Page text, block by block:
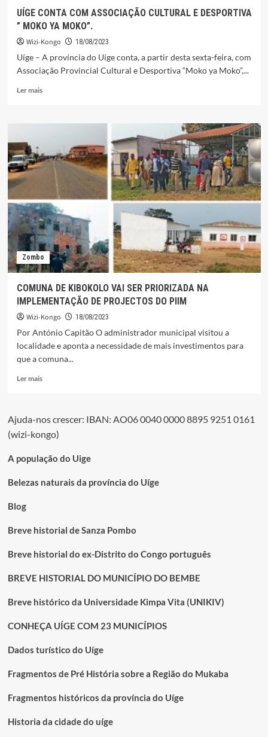
UÍGE CONTA COM ASSOCIAÇÃO CULTURAL E DESPORTIVA
” MOKO YA MOKO”.
Wizi-Kongo 18/08/2023
Uíge – A província do Uíge conta, a partir desta sexta-feira, com
Associação Provincial Cultural e Desportiva “Moko ya Moko”,...
Ler maisLeia
UÍGE
ASSOCIAÇÃO
CULTURAL
”
MOKO
YA
MOKO”.
Zombo
COMUNA DE KIBOKOLO VAI SER PRIORIZADA NA
IMPLEMENTAÇÃO DE PROJECTOS DO PIIM
Wizi-Kongo 18/08/2023
Por António Capitão O administrador municipal visitou a
localidade e aponta a necessidade de mais investimentos para
que a comuna...
Ler maisLeia
DE
KIBOKOLO
SER
NA
IMPLEMENTAÇÃO
PIIM
Ajuda-nos crescer: IBAN: AO06 0040 0000 8895 9251 0161
(wizi-kongo)
A população do Uige
Belezas naturais da província do Uíge
Blog
Breve historial de Sanza Pombo
Breve historial do ex-Distrito do Congo português
BREVE HISTORIAL DO MUNICÍPIO DO BEMBE
Breve histórico da Universidade Kimpa Vita (UNIKIV)
CONHEÇA UÍGE COM 23 MUNICÍPIOS
Dados turístico do Uíge
Fragmentos de Pré História sobre a Região do Mukaba
Fragmentos históricos da província do Uíge
Historia da cidade do uíge